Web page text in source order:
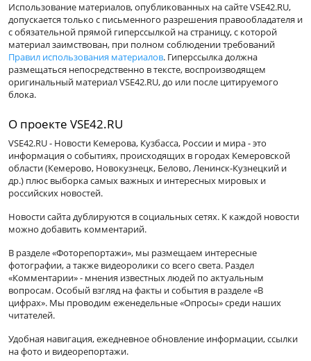
Использование материалов, опубликованных на сайте VSE42.RU,
допускается только с письменного разрешения правообладателя и
с обязательной прямой гиперссылкой на страницу, с которой
материал заимствован, при полном соблюдении требований
Правил использования материалов. Гиперссылка должна
размещаться непосредственно в тексте, воспроизводящем
оригинальный материал VSE42.RU, до или после цитируемого
блока.
О проекте VSE42.RU
VSE42.RU - Новости Кемерова, Кузбасса, России и мира - это
информация о событиях, происходящих в городах Кемеровской
области (Кемерово, Новокузнецк, Белово, Ленинск-Кузнецкий и
др.) плюс выборка самых важных и интересных мировых и
российских новостей.
Новости сайта дублируются в социальных сетях. К каждой новости
можно добавить комментарий.
В разделе «Фоторепортажи», мы размещаем интересные
фотографии, а также видеоролики со всего света. Раздел
«Комментарии» - мнения известных людей по актуальным
вопросам. Особый взгляд на факты и события в разделе «В
цифрах». Мы проводим еженедельные «Опросы» среди наших
читателей.
Удобная навигация, ежедневное обновление информации, ссылки
на фото и видеорепортажи.